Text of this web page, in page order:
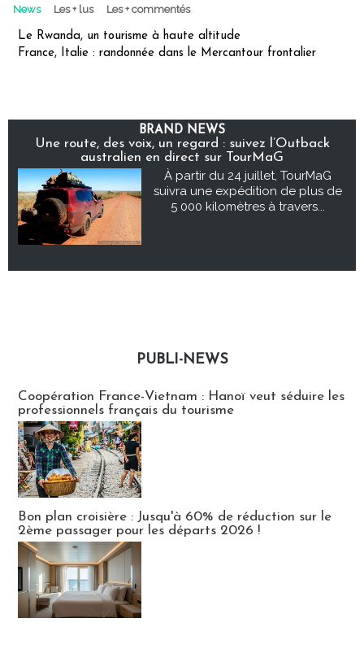
News Les + lus Les + commentés
Le Rwanda, un tourisme à haute altitude
France, Italie : randonnée dans le Mercantour frontalier
BRAND NEWS
Une route, des voix, un regard : suivez l’Outback
australien en direct sur TourMaG
À partir du 24 juillet, TourMaG
suivra une expédition de plus de
5 000 kilomètres à travers...
PUBLI-NEWS
Coopération France-Vietnam : Hanoï veut séduire les
professionnels français du tourisme
Bon plan croisière : Jusqu'à 60% de réduction sur le
2ème passager pour les départs 2026 !